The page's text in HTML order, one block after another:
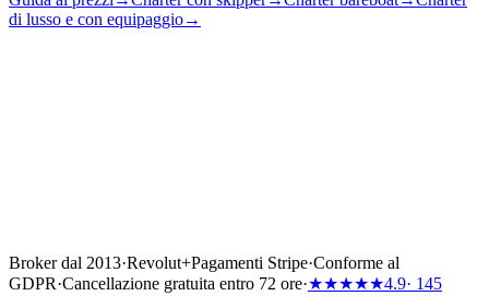
di lusso e con equipaggio→
Broker dal 2013·Revolut+Pagamenti Stripe·Conforme al
GDPR·Cancellazione gratuita entro 72 ore·★★★★★4.9· 145